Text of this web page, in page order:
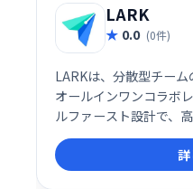
LARK
0.0 (0件)
LARKは、分散型チー
オールインワンコラボ
ルファースト設計で、
ドキュメント作成機能
ームがシームレスな連
高めることができます